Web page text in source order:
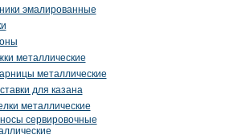
эмалированные
металлические
металлические
для казана
металлические
сервировочные